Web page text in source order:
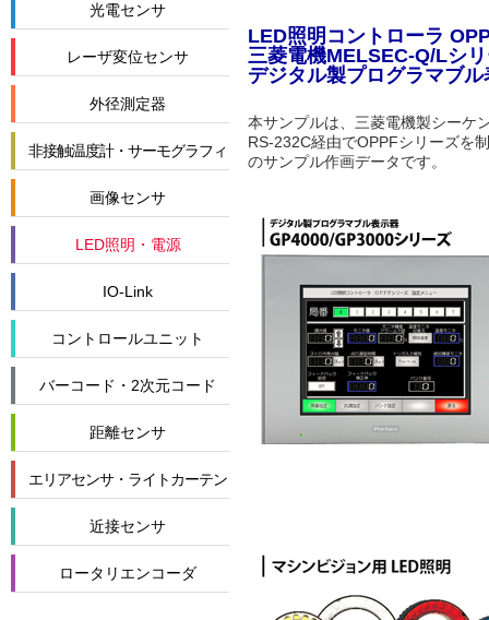
光電センサ
レーザ変位センサ
外径測定器
非接触温度計・サーモグラフィ
画像センサ
LED照明・電源
IO-Link
コントロールユニット
バーコード・2次元コード
距離センサ
エリアセンサ・ライトカーテン
近接センサ
ロータリエンコーダ
LED照明コントローラ
三菱電機MELSEC-Q/Lシ
デジタル製プログラマブ
本サンプルは、三菱電機製シーケ
RS-232C経由でOPPFシリーズを
のサンプル作画データです。